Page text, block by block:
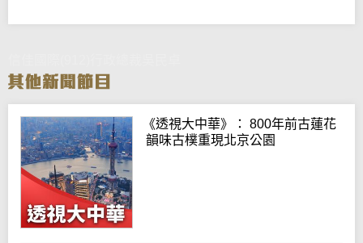
《透視大中華》： 800年前古蓮花
韻味古樸重現北京公園